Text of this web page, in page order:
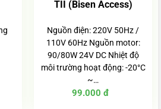
TII (Bisen Access)
Nguồn điện: 220V 50Hz /
110V 60Hz Nguồn motor:
90/80W 24V DC Nhiệt độ
môi trường hoạt động: -20°C
~…
99.000 đ